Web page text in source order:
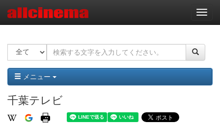
ナ
ビ
ー
ョ
ン
メニュー
千葉テレビ